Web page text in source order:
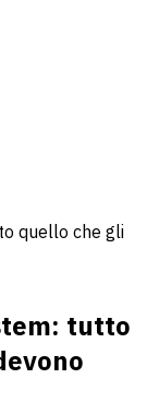
quello che gli
tutto